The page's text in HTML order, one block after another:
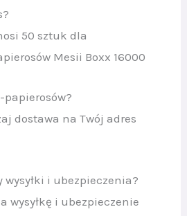
50 sztuk dla
Mesii Boxx 16000
papierosów?
dostawa na Twój adres
wysyłki i ubezpieczenia?
wysyłkę i ubezpieczenie